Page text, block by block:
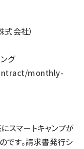
会社）
グ
monthly-
スマートキャンプが
です。請求書発行シ